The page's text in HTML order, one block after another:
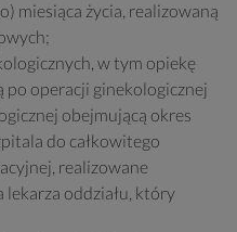
miesiąca życia, realizowaną
w tym opiekę
po operacji ginekologicznej
obejmującą okres
do całkowitego
realizowane
oddziału, który